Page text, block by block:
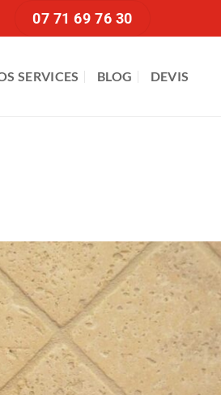
07 71 69 76 30
SERVICES BLOG DEVIS